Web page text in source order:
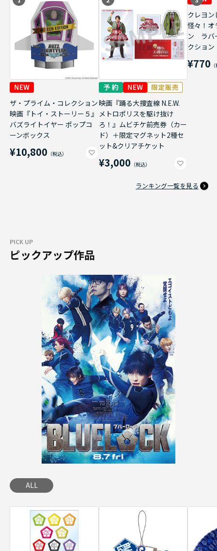
ザ・プライム・コレクション
映画『トイ・ストーリー５』
バズライトイヤー ポップコ
ーンボックス
¥10,800
映画『踊る大捜査線 N.E.W.
メトロポリスを駆け抜け
ろ！』ムビチケ前売券（カー
ド）＋限定マグネット2種セ
ット&クリアチケット
¥3,000
クレヨン
怪々！オ
ン ラバ
クショ
¥770
ランキング一覧を見る
PICK UP
ピックアップ作品
ALL